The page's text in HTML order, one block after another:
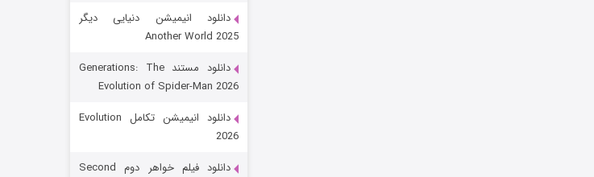
رویایی برای تو
دانلود انیمیشن دنیایی دیگر
Another World 2025
دانلود مستند Generations: The
Evolution of Spider-Man 2026
دانلود انیمیشن تکامل Evolution
2026
دانلود فیلم خواهر دوم Second